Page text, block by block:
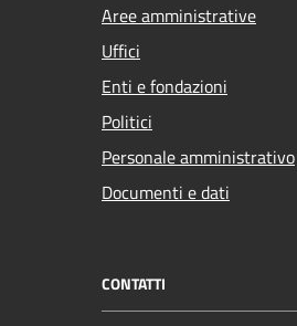
Aree amministrative
Uffici
Enti e fondazioni
Politici
Personale amministrativo
Documenti e dati
CONTATTI